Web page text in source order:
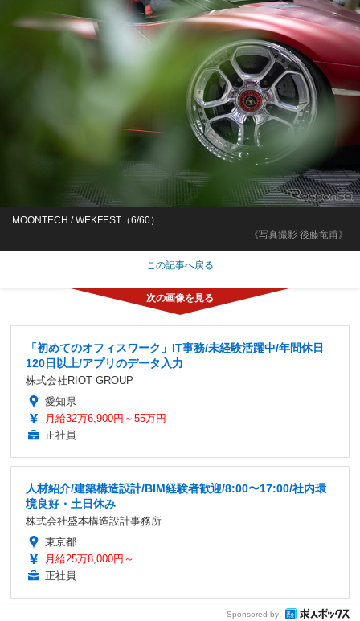
《写真撮影 後藤竜甫》
MOONTECH / WEKFEST（6/60）
この記事へ戻る
「初めてのオフィスワーク」IT事務/未経験活躍中/年間休日
120日以上/アプリのデータ入力
株式会社RIOT GROUP
愛知県
月給32万6,900円～55万円
正社員
人材紹介/建築構造設計/BIM経験者歓迎/8:00〜17:00/社内環
境良好・土日休み
株式会社盛本構造設計事務所
東京都
月給25万8,000円～
正社員
Sponsored by